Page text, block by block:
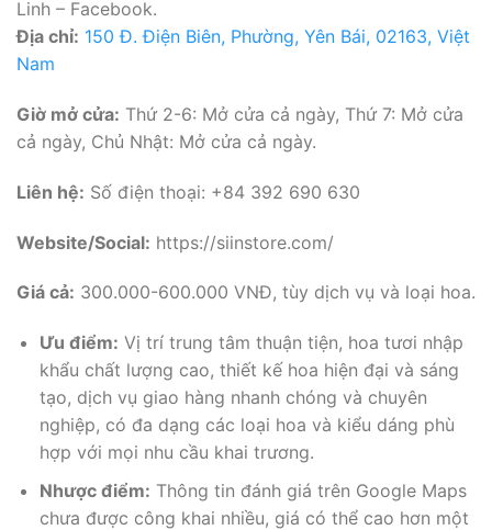
Linh – Facebook.
Địa chỉ: 150 Đ. Điện Biên, Phường, Yên Bái, 02163, Việt
Nam
Giờ mở cửa: Thứ 2-6: Mở cửa cả ngày, Thứ 7: Mở cửa
cả ngày, Chủ Nhật: Mở cửa cả ngày.
Liên hệ: Số điện thoại: +84 392 690 630
Website/Social: https://siinstore.com/
Giá cả: 300.000-600.000 VNĐ, tùy dịch vụ và loại hoa.
Ưu điểm: Vị trí trung tâm thuận tiện, hoa tươi nhập
khẩu chất lượng cao, thiết kế hoa hiện đại và sáng
tạo, dịch vụ giao hàng nhanh chóng và chuyên
nghiệp, có đa dạng các loại hoa và kiểu dáng phù
hợp với mọi nhu cầu khai trương.
Nhược điểm: Thông tin đánh giá trên Google Maps
chưa được công khai nhiều, giá có thể cao hơn một